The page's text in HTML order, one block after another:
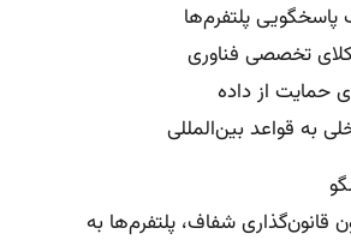
قانون‌گذاری شفاف، پلتفرم‌ها به